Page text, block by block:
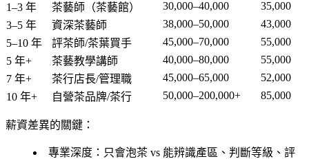
1–3 年
茶藝師（茶藝館） 30,000–40,000
35,000
3–5 年
資深茶藝師 38,000–50,000
43,000
5–10 年
評茶師/茶葉買手 45,000–70,000
55,000
5 年+
茶藝教學講師 40,000–80,000
55,000
7 年+
茶行店長/管理職 45,000–65,000
52,000
10 年+
自營茶品牌/茶行 50,000–200,000+ 85,000
薪資差異的關鍵：
專業深度 ：只會泡茶 vs 能辨識產區、判斷等級、評